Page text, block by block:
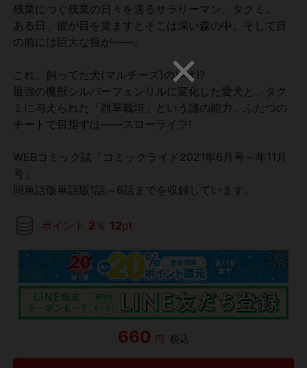
残業につぐ残業の日々を送るサラリーマン、タクミ。
ある日、彼が目を覚ますとそこは深い森の中。そして目
の前には巨大な狼が――。
これ、飼ってた犬(マルチーズ)のレオ!?
最強の魔獣シルバーフェンリルに変化した愛犬と、タク
ミに与えられた「雑草栽培」という謎の能力。ふたつの
チートで目指すは――スローライフ!
WEBコミック誌「コミックライド2021年6月号～年11月
号」
同単話版単話版1話～6話までを収録しています。
ポイント 2 ％ 12pt
660 円 税込